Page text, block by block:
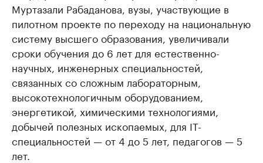
Муртазали Рабаданова, вузы, участвующие в
пилотном проекте по переходу на национальную
систему высшего образования, увеличивали
сроки обучения до 6 лет для естественно-
научных, инженерных специальностей,
связанных со сложным лабораторным,
высокотехнологичным оборудованием,
энергетикой, химическими технологиями,
добычей полезных ископаемых, для IT-
специальностей — от 4 до 5 лет, педагогов — 5
лет.